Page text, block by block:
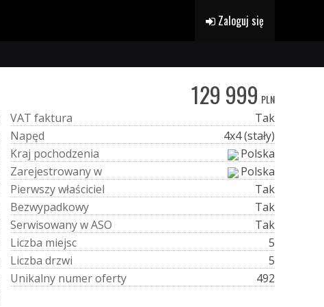
Zaloguj się
129 999 PLN
VAT faktura
Tak
Napęd
4x4 (stały)
Kraj pochodzenia
Polska
Zarejestrowanyw
Polska
Pierwszywłaściciel
Tak
Bezwypadkowy
Tak
SerwisowanywASO
Tak
Liczba miejsc
5
Liczba drzwi
5
Unikalny numeroferty 492